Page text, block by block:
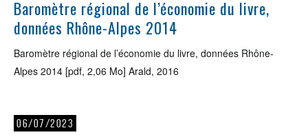
Baromètre régional de l’économie du livre,
données Rhône-Alpes 2014
Baromètre régional de l’économie du livre, données Rhône-
Alpes 2014 [pdf, 2,06 Mo] Arald, 2016
06/07/2023